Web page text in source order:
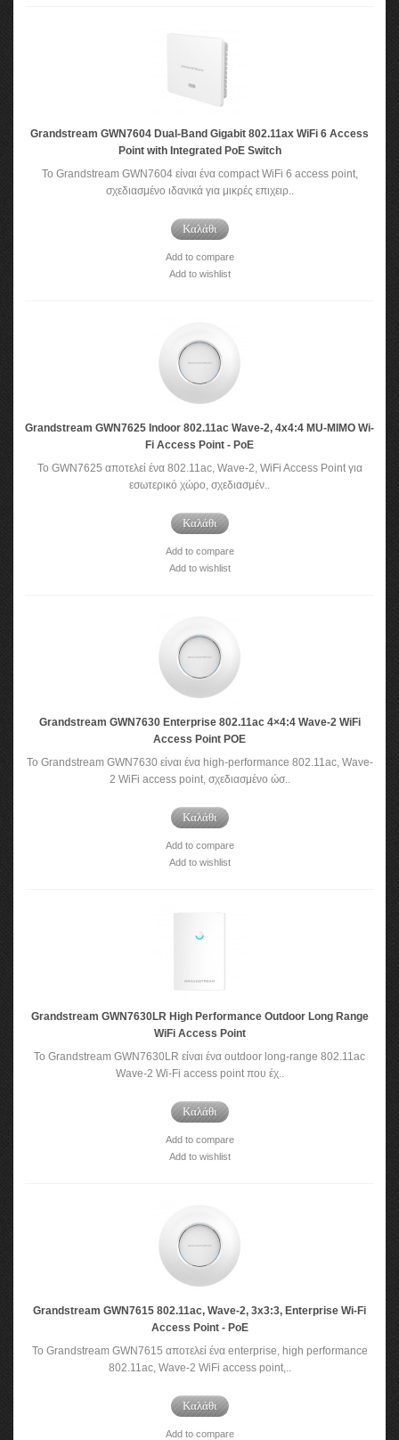
Grandstream GWN7604 Dual-Band Gigabit 802.11ax WiFi 6 Access
Point with Integrated PoE Switch
To Grandstream GWN7604 είναι ένα compact WiFi 6 access point,
σχεδιασμένο ιδανικά για μικρές επιχειρ..
Καλάθι
Add to compare
Add to wishlist
Grandstream GWN7625 Indoor 802.11ac Wave-2, 4x4:4 MU-MIMO Wi-
Fi Access Point - PoE
Το GWN7625 αποτελεί ένα 802.11ac, Wave-2, WiFi Access Point για
εσωτερικό χώρο, σχεδιασμέν..
Καλάθι
Add to compare
Add to wishlist
Grandstream GWN7630 Enterprise 802.11ac 4×4:4 Wave-2 WiFi
Access Point POE
To Grandstream GWN7630 είναι ένα high-performance 802.11ac, Wave-
2 WiFi access point, σχεδιασμένο ώσ..
Καλάθι
Add to compare
Add to wishlist
Grandstream GWN7630LR High Performance Outdoor Long Range
WiFi Access Point
To Grandstream GWN7630LR είναι ένα outdoor long-range 802.11ac
Wave-2 Wi-Fi access point που έχ..
Καλάθι
Add to compare
Add to wishlist
Grandstream GWN7615 802.11ac, Wave-2, 3x3:3, Enterprise Wi-Fi
Access Point - PoE
To Grandstream GWN7615 αποτελεί ένα enterprise, high performance
802.11ac, Wave-2 WiFi access point,..
Καλάθι
Add to compare